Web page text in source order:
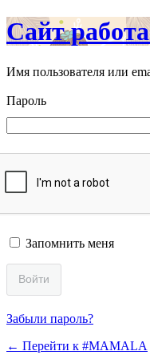
Сайт
Имя пользователя или
Пароль
Запомнить меня
Забыли пароль?
← Перейти к #MAMALA